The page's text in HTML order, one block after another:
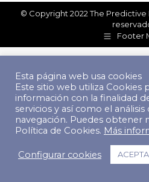
© Copyright 2022 The
Footer
Esta página web usa cookies
Este sitio web utiliza Cookies
información con la finalidad
servicios y así como el
navegación. Puedes obtener
Política de Cookies. Más
Configurar cookies